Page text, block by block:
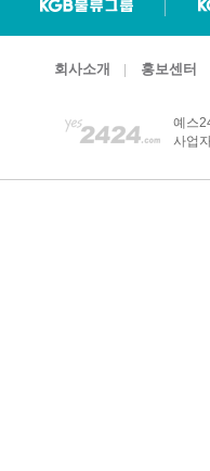
회사소개 홍보센터
예스
사업